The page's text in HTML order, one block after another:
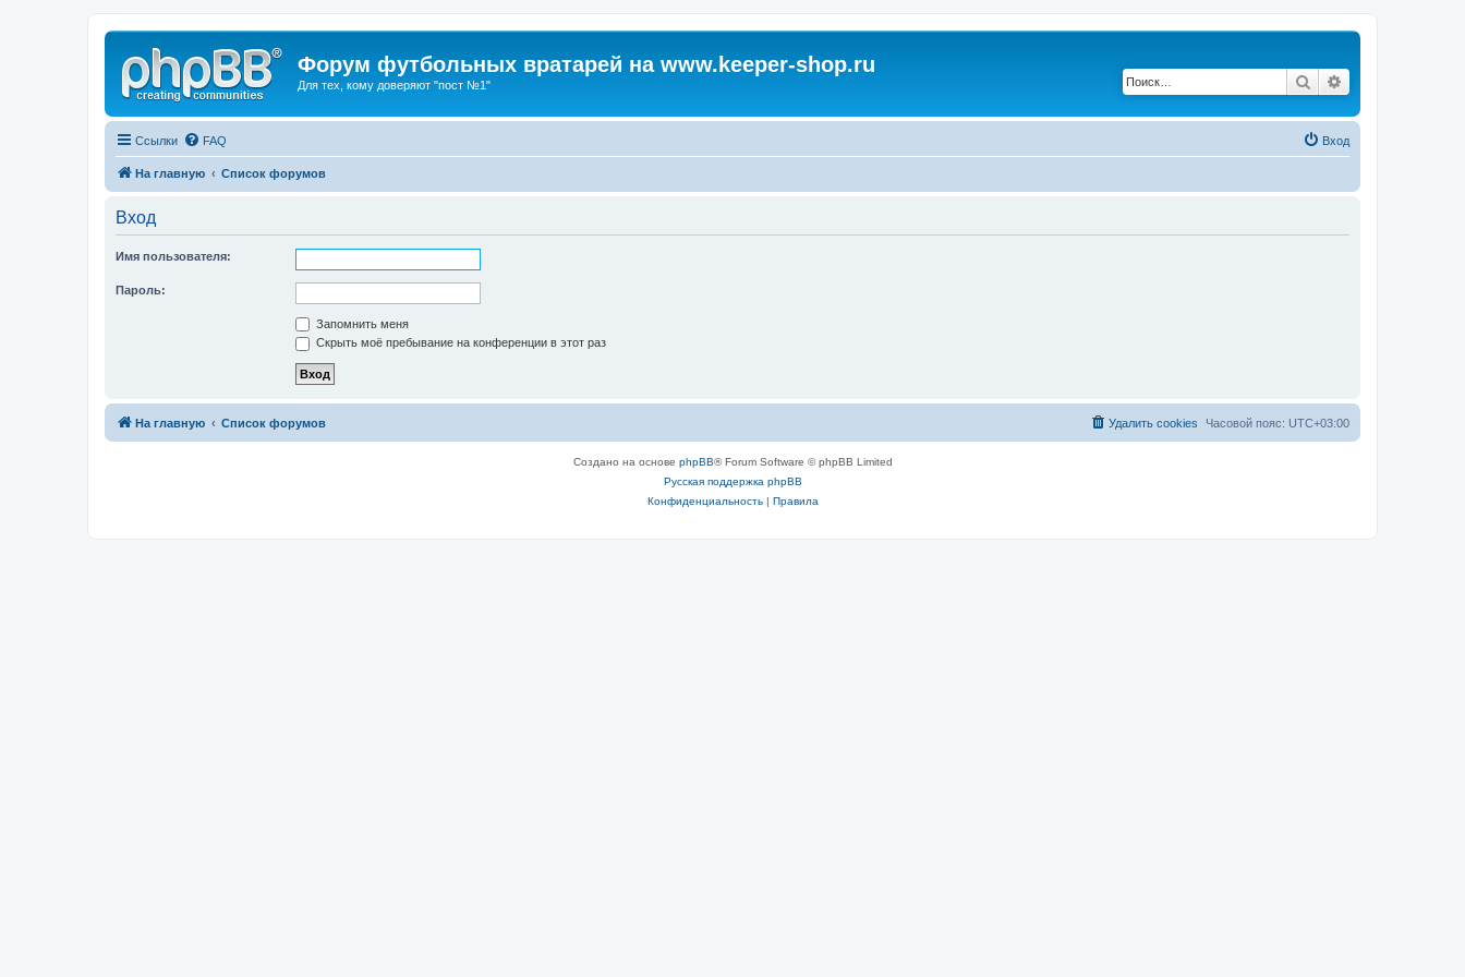
Форум футбольных вратарей на www.keeper-shop.ru
Для тех, кому доверяют "пост №1" Поиск
Ссылки FAQ Вход
На главную Список форумов
Вход
Имя пользователя:
Пароль:
Запомнить меня
Скрыть моё пребывание на конференции в этот раз
На главную Список форумов Часовой пояс: UTC+03:00
Удалить cookies
Создано на основе phpBB® Forum Software © phpBB Limited
Русская поддержка phpBB
Конфиденциальность| Правила